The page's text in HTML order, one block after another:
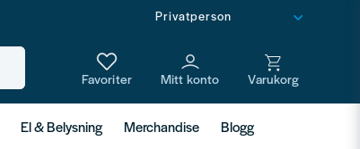
El & Belysning Merchandise Blogg